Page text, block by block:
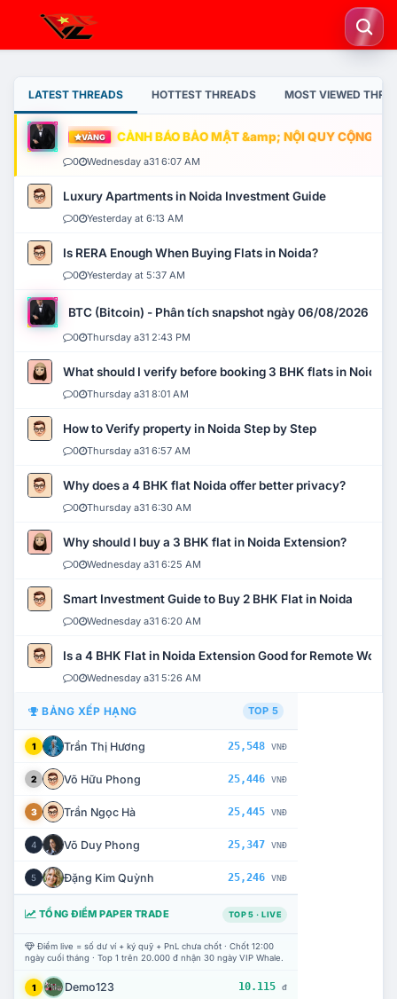
LATEST THREADS HOTTEST THREADS MOST VIEWED
VÀNG CẢNH BÁO BẢO MẬT &amp; NỘI QUY CỘNG
0 Wednesday a31 6:07 AM
Luxury Apartments in Noida Investment Guide
0 Yesterday at 6:13 AM
Is RERA Enough When Buying Flats in Noida?
0 Yesterday at 5:37 AM
BTC (Bitcoin) - Phân tích snapshot ngày 06/08/2026
0 Thursday a31 2:43 PM
What should I verify before booking 3 BHK flats in Noida?
0 Thursday a31 8:01 AM
How to Verify property in Noida Step by Step
0 Thursday a31 6:57 AM
Why does a 4 BHK flat Noida offer better privacy?
0 Thursday a31 6:30 AM
Why should I buy a 3 BHK flat in Noida Extension?
0 Wednesday a31 6:25 AM
Smart Investment Guide to Buy 2 BHK Flat in Noida
0 Wednesday a31 6:20 AM
Is a 4 BHK Flat in Noida Extension Good for Remote Work?
0 Wednesday a31 5:26 AM
BẢNG XẾP HẠNG TOP 5
1 Trần Thị Hương 25,548 VNĐ
2 Võ Hữu Phong 25,446 VNĐ
3 Trần Ngọc Hà 25,445 VNĐ
4 Võ Duy Phong 25,347 VNĐ
5 Đặng Kim Quỳnh 25,246 VNĐ
TỔNG ĐIỂM PAPER TRADE TOP 5 · LIVE
Điểm live = số dư ví + ký quỹ + PnL chưa chốt · Chốt 12:00
ngày cuối tháng · Top 1 trên 20.000 đ nhận 30 ngày VIP Whale.
1 Demo123 10.115 đ